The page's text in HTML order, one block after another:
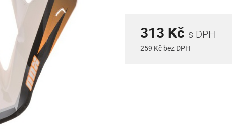
313 Kč s DPH
259 Kč bez DPH